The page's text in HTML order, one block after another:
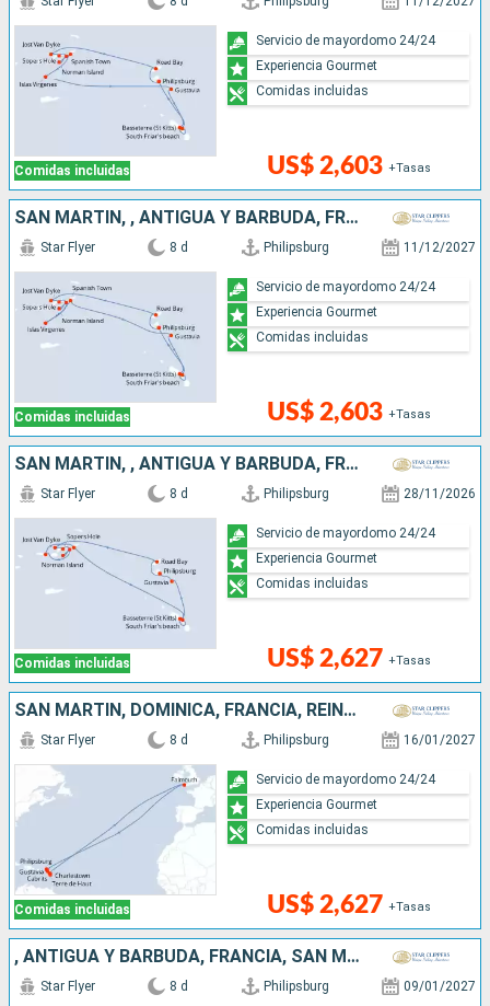
Comidas incluidas US$ 2,603 +Tasas
Servicio de mayordomo 24/24
Experiencia Gourmet
Comidas incluidas
SAN MARTÍN, , ANTIGUA Y BARBUDA, FRANCIA
Comidas incluidas
Star Flyer 8 d Philipsburg 11/12/2027
US$ 2,603 +Tasas
Servicio de mayordomo 24/24
Experiencia Gourmet
Comidas incluidas
SAN MARTÍN, , ANTIGUA Y BARBUDA, FRANCIA
Comidas incluidas
Star Flyer 8 d Philipsburg 28/11/2026
US$ 2,627 +Tasas
Servicio de mayordomo 24/24
Experiencia Gourmet
Comidas incluidas
SAN MARTÍN, DOMINICA, FRANCIA, REINO UNIDO
Comidas incluidas
Star Flyer 8 d Philipsburg 16/01/2027
US$ 2,627 +Tasas
Servicio de mayordomo 24/24
Experiencia Gourmet
Comidas incluidas
, ANTIGUA Y BARBUDA, FRANCIA, SAN MARTÍN
Star Flyer 8 d Philipsburg 09/01/2027